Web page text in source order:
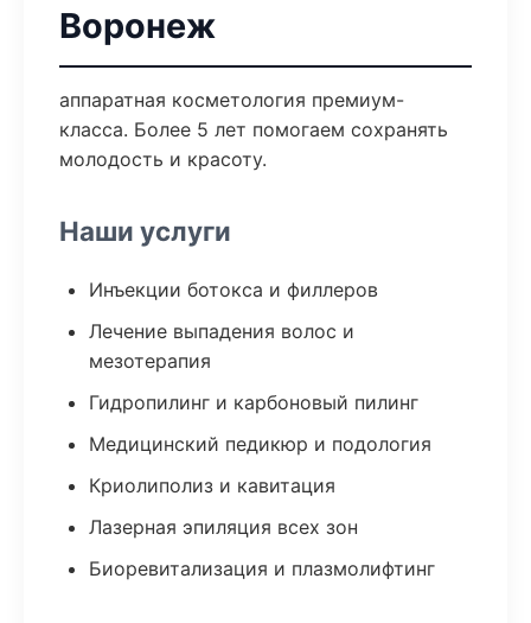
Воронеж
аппаратная косметология премиум-
класса. Более 5 лет помогаем сохранять
молодость и красоту.
Наши услуги
Инъекции ботокса и филлеров
Лечение выпадения волос и
мезотерапия
Гидропилинг и карбоновый пилинг
Медицинский педикюр и подология
Криолиполиз и кавитация
Лазерная эпиляция всех зон
Биоревитализация и плазмолифтинг